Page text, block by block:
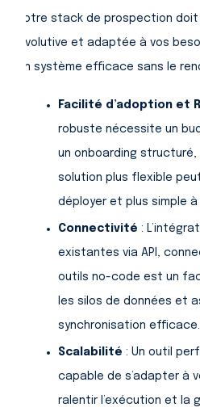
Votre stack de prospection
évolutive et adaptée à vos
un système efficace sans le
Facilité d’adoption et
robuste nécessite un
un onboarding structuré,
solution plus flexible
déployer et plus simple à
Connectivité :
existantes via API,
outils no-code est un
les silos de données et
synchronisation efficace.
Scalabilité : Un outil
capable de s’adapter à
ralentir l’exécution et la